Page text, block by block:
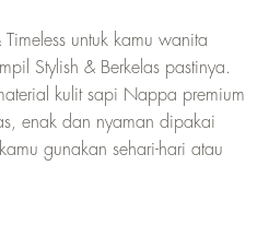
untuk kamu wanita
Stylish & Berkelas pastinya.
kulit sapi Nappa premium
enak dan nyaman dipakai
gunakan sehari-hari atau